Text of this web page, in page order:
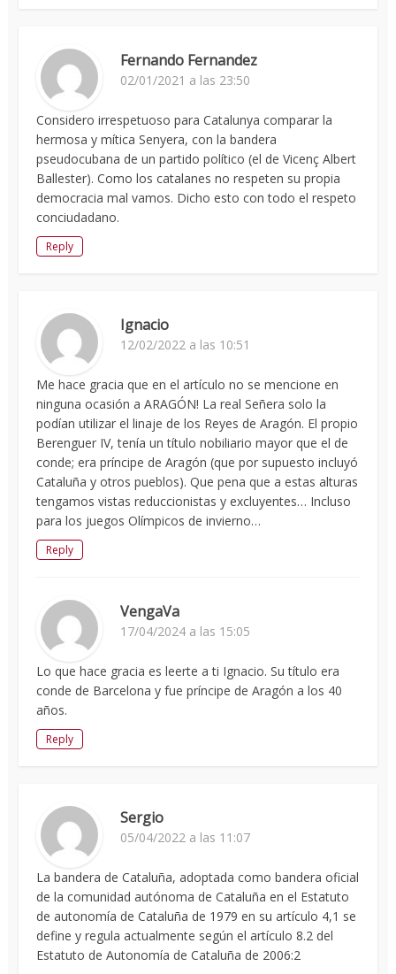
Fernando Fernandez
02/01/2021 a las 23:50
Considero irrespetuoso para Catalunya comparar la
hermosa y mítica Senyera, con la bandera
pseudocubana de un partido político (el de Vicenç Albert
Ballester). Como los catalanes no respeten su propia
democracia mal vamos. Dicho esto con todo el respeto
conciudadano.
Reply
Ignacio
12/02/2022 a las 10:51
Me hace gracia que en el artículo no se mencione en
ninguna ocasión a ARAGÓN! La real Señera solo la
podían utilizar el linaje de los Reyes de Aragón. El propio
Berenguer IV, tenía un título nobiliario mayor que el de
conde; era príncipe de Aragón (que por supuesto incluyó
Cataluña y otros pueblos). Que pena que a estas alturas
tengamos vistas reduccionistas y excluyentes… Incluso
para los juegos Olímpicos de invierno…
Reply
VengaVa
17/04/2024 a las 15:05
Lo que hace gracia es leerte a ti Ignacio. Su título era
conde de Barcelona y fue príncipe de Aragón a los 40
años.
Reply
Sergio
05/04/2022 a las 11:07
La bandera de Cataluña, adoptada como bandera oficial
de la comunidad autónoma de Cataluña en el Estatuto
de autonomía de Cataluña de 1979 en su artículo 4,1​ se
define y regula actualmente según el artículo 8.2 del
Estatuto de Autonomía de Cataluña de 2006:2​